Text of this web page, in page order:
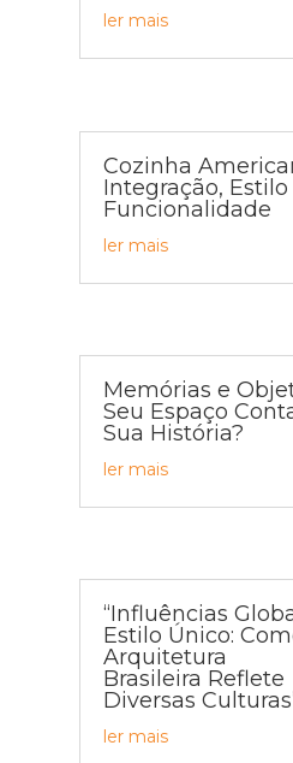
ler mais
Cozinha
Integração, Estilo
Funcionalidade
ler mais
Memórias e
Seu Espaço
Sua História?
ler mais
“Influências
Estilo Único:
Arquitetura
Brasileira Reflete
Diversas
ler mais